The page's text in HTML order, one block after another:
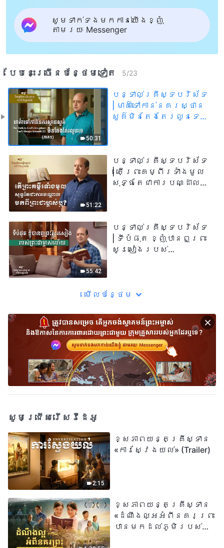
សូមទាក់ទងមកកាន់យើងខ្ញុំ
តាមរយៈ Messenger
បែបនេះ​ច្រើនបន្ថែម​ទៀត​ 5/23
50:31
បន្ទាល់គ្រីស្ទបរិស័ទ
| មាគ៌ាទៅកាន់នគរស្ថាន
សួគ៌មិនតែងតែរលូនទេ
51:22
បន្ទាល់គ្រីស្ទបរិស័ទ
| តើព្រះគម្ពីរទាំងមូល
សុទ្ធតែជាការបណ្ដាល
55:42
បន្ទាល់គ្រីស្ទបរិស័ទ
| ទីបំផុត ខ្ញុំបានឮព្រះ
សូរសៀងរបស់
មើល​​បន្ថែម​
សូមជ្រើសរើសវីដេអូ
2:15
ខ្សែភាពយន្តគ្រីស្ទាន
«ការស្វែងយល់» (Trailer)
ខ្សែភាពយន្តគ្រីស្ទាន
«ដំណឹងល្អអំពីនគរព្រះ
បានមកដល់​ភូមិរបស់